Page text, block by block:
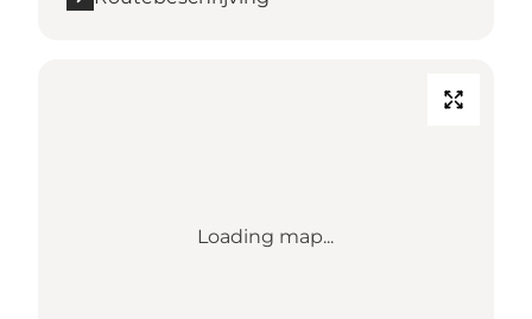
Loading map...